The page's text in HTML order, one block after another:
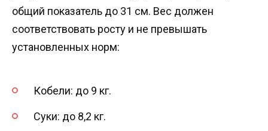
общий показатель до 31 см. Вес должен
соответствовать росту и не превышать
установленных норм:
Кобели: до 9 кг.
Суки: до 8,2 кг.